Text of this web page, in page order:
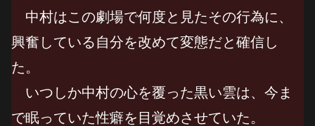
中村はこの劇場で何度と見たその行為に、
興奮している自分を改めて変態だと確信し
た。
いつしか中村の心を覆った黒い雲は、今ま
で眠っていた性癖を目覚めさせていた。